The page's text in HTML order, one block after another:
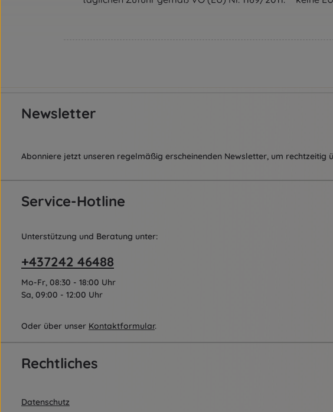
Newsletter
Abonniere jetzt unseren regelmäßig erscheinenden Newsletter, um
Service-Hotline
Unterstützung und Beratung unter:
+437242 46488
Mo-Fr, 08:30 - 18:00 Uhr
Sa, 09:00 - 12:00 Uhr
Oder über unser Kontaktformular.
Rechtliches
Datenschutz